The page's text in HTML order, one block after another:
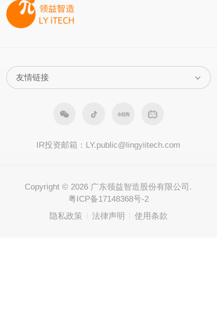
IR投资邮箱： LY.public@lingyiitech.com
Copyright © 2026 广东领益智造股份有限公司.
粤ICP备17148368号-2
隐私政策
法律声明 使用条款